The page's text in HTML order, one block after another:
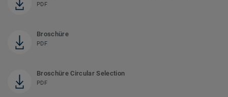
PDF
Broschüre
PDF
Broschüre Circular Selection
PDF